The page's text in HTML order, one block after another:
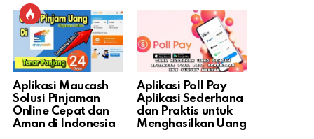
Aplikasi Maucash
Solusi Pinjaman
Online Cepat dan
Aman di Indonesia
Aplikasi Poll Pay
Aplikasi Sederhana
dan Praktis untuk
Menghasilkan Uang